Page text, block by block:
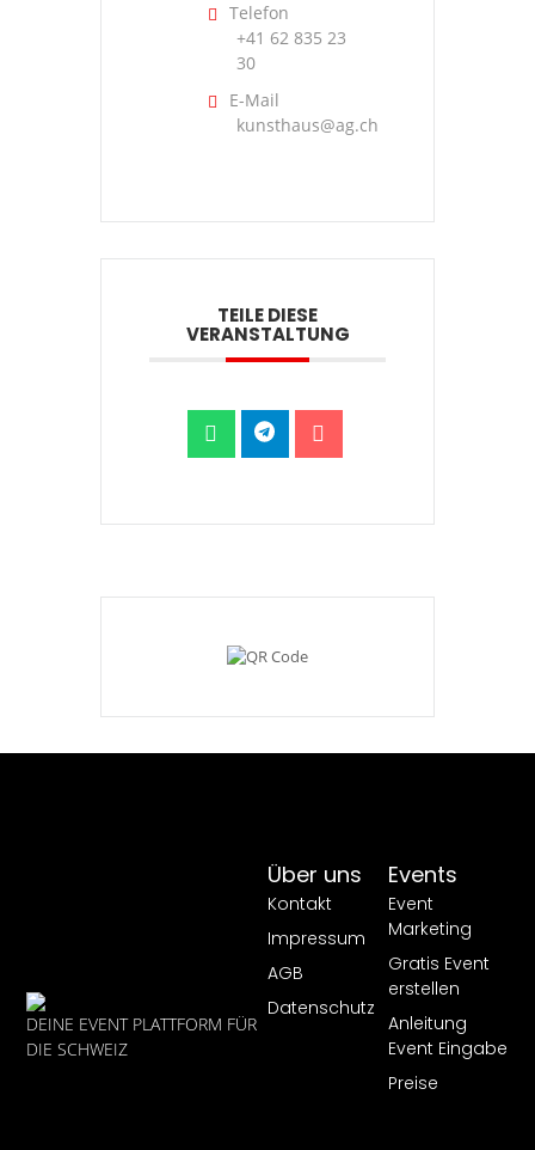
Telefon
+41 62 835 23
30
E-Mail
kunsthaus@ag.ch
TEILE DIESE
VERANSTALTUNG
DEINE EVENT PLATTFORM FÜR
DIE SCHWEIZ
Events
Event
Marketing
Gratis Event
erstellen
Anleitung
Event Eingabe
Preise
Über uns
Kontakt
Impressum
AGB
Datenschutz